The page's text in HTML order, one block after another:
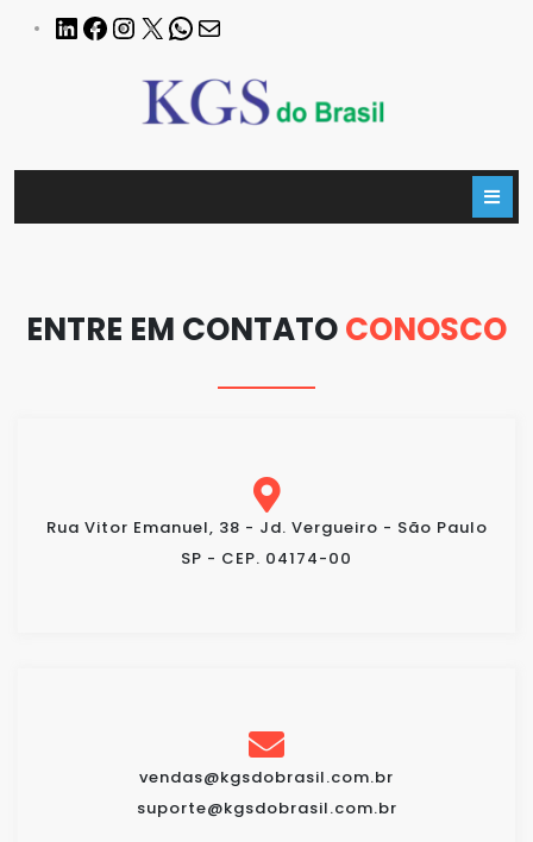
ENTRE EM CONTATOCONOSCO
Rua Vitor Emanuel, 38 - Jd. Vergueiro - São Paulo
SP - CEP. 04174-00
vendas@kgsdobrasil.com.br
suporte@kgsdobrasil.com.br